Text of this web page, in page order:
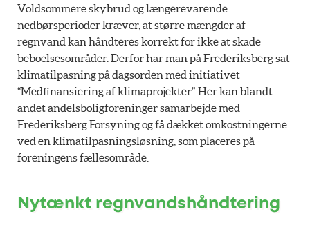
Voldsommere skybrud og længerevarende
nedbørsperioder kræver, at større mængder af
regnvand kan håndteres korrekt for ikke at skade
beboelsesområder. Derfor har man på Frederiksberg sat
klimatilpasning på dagsorden med initiativet
“Medfinansiering af klimaprojekter”. Her kan blandt
andet andelsboligforeninger samarbejde med
Frederiksberg Forsyning og få dækket omkostningerne
ved en klimatilpasningsløsning, som placeres på
foreningens fællesområde.
Nytænkt regnvandshåndtering